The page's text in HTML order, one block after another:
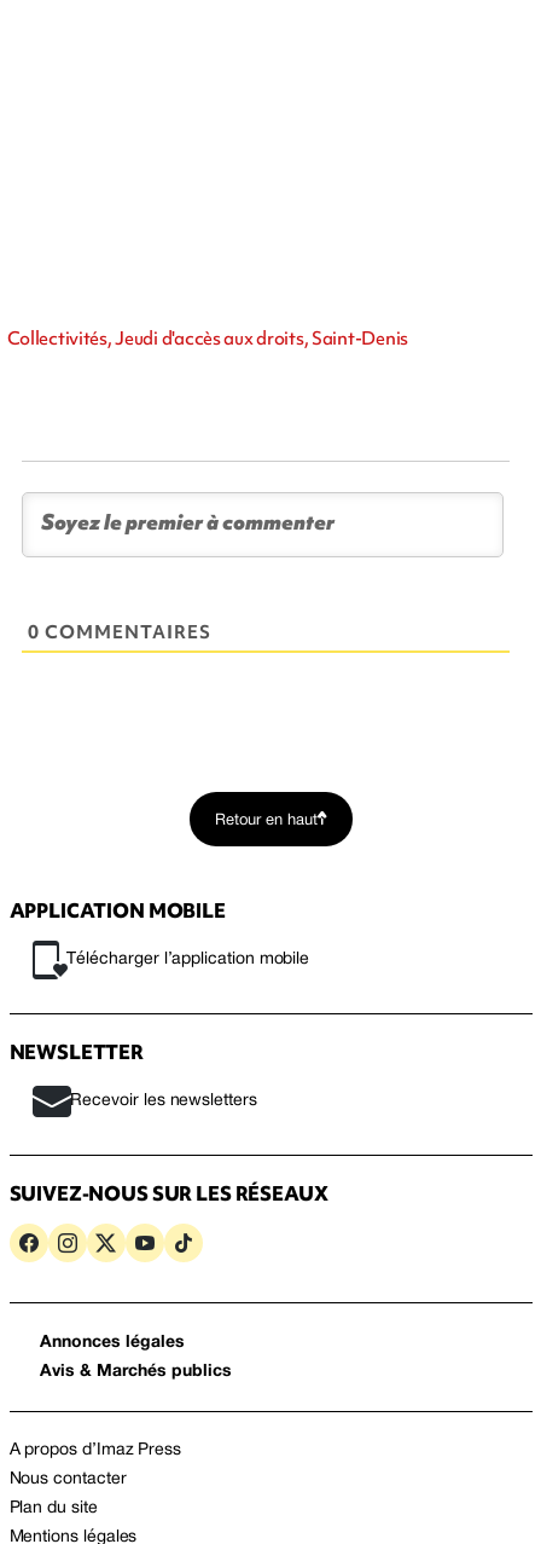
Collectivités, Jeudi d'accès aux droits, Saint-Denis
0 COMMENTAIRES
Retour en haut
APPLICATION MOBILE
Télécharger l’application mobile
NEWSLETTER
Recevoir les newsletters
SUIVEZ-NOUS SUR LES RÉSEAUX
Annonces légales
Avis & Marchés publics
A propos d’Imaz Press
Nous contacter
Plan du site
Mentions légales